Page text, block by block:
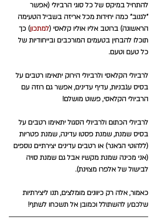
להתחיל במיקס של כל סוגי הרביולי (אפשר
"לגנוב" כמה יחידות מכל אריזה בשביל הטעימה
הראשונה) ברוטב אליו אוליו קלאסי (למתכון) כך
תוכלו להבחין בטעמים המורכבים ובייחודיות של
כל טעם וטעם.
לרביולי הקלאסי ולרביולי הירוק יתאימו רטבים על
בסיס עגבניות, עדיף עדינים, אפשר גם רוזה עם
הרביולי הקלאסי, פשוט מושלם!
לרביולי הכתום ולרביולי הסגול יתאימו רטבים על
בסיס שמנת, שמנת פסטו עדינה, שמנת פטריות
(ללהוטי הג׳אנר) או רטבים עדינים יצירתיים נוספים
(אני מכינה שמנת מקשיו אבל גם שמנת סויה
לבישול של אלפרו מצוינת).
כאמור, אלה רק כיוונים מומלצים, תנו ליצירתיות
שלכם/ן להשתולל וכמובן אל תשכחו לשתף!